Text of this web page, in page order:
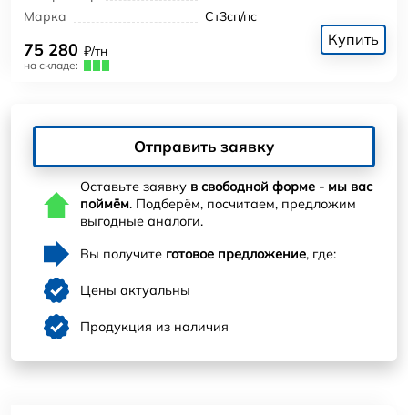
Марка
Ст3сп/пс
75 280 ₽/тн
на складе:
Купить
Отправить заявку
Оставьте заявку в свободной форме - мы вас
поймём. Подберём, посчитаем, предложим
выгодные аналоги.
Вы получите готовое предложение, где:
Цены актуальны
Продукция из наличия